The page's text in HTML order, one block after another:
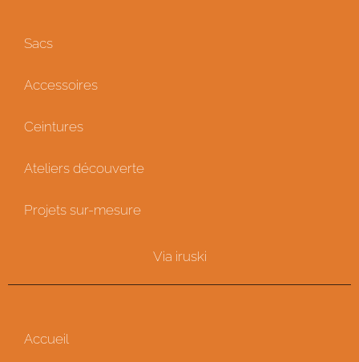
Sacs
Accessoires
Ceintures
Ateliers découverte
Projets sur-mesure
Via iruski
Accueil